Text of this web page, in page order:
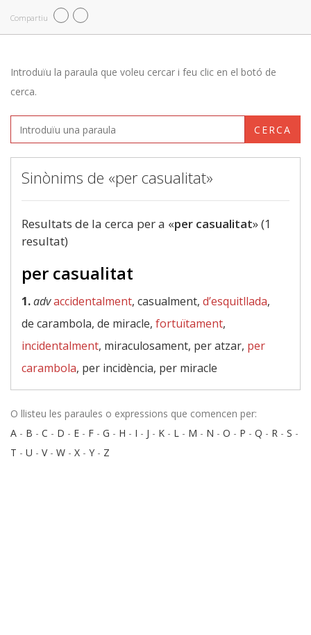
Compartiu
Introduïu la paraula que voleu cercar i feu clic en el botó de
cerca.
CERCA
Sinònims de «per casualitat»
Resultats de la cerca per a «per casualitat» (1
resultat)
per casualitat
1.advaccidentalment, casualment, d’esquitllada,
de carambola, de miracle, fortuïtament,
incidentalment, miraculosament, per atzar, per
carambola, per incidència, per miracle
O llisteu les paraules o expressions que comencen per:
A - B - C - D - E - F - G - H - I - J - K - L - M - N - O - P - Q - R - S -
T - U - V- W - X - Y - Z